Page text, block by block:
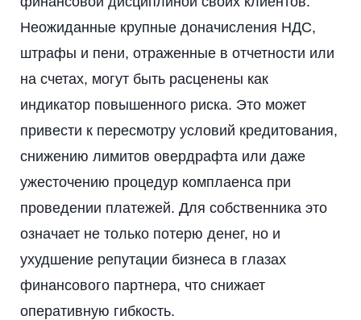
Неожиданные крупные доначисления НДС,
штрафы и пени, отраженные в отчетности или
на счетах, могут быть расценены как
индикатор повышенного риска. Это может
привести к пересмотру условий кредитования,
снижению лимитов овердрафта или даже
ужесточению процедур комплаенса при
проведении платежей. Для собственника это
означает не только потерю денег, но и
ухудшение репутации бизнеса в глазах
финансового партнера, что снижает
оперативную гибкость.